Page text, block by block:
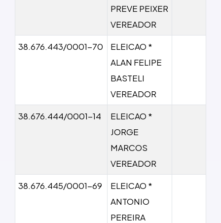
PREVE PEIXER
VEREADOR
38.676.443/0001-70
ELEICAO *
ALAN FELIPE
BASTELI
VEREADOR
38.676.444/0001-14
ELEICAO *
JORGE
MARCOS
VEREADOR
38.676.445/0001-69
ELEICAO *
ANTONIO
PEREIRA